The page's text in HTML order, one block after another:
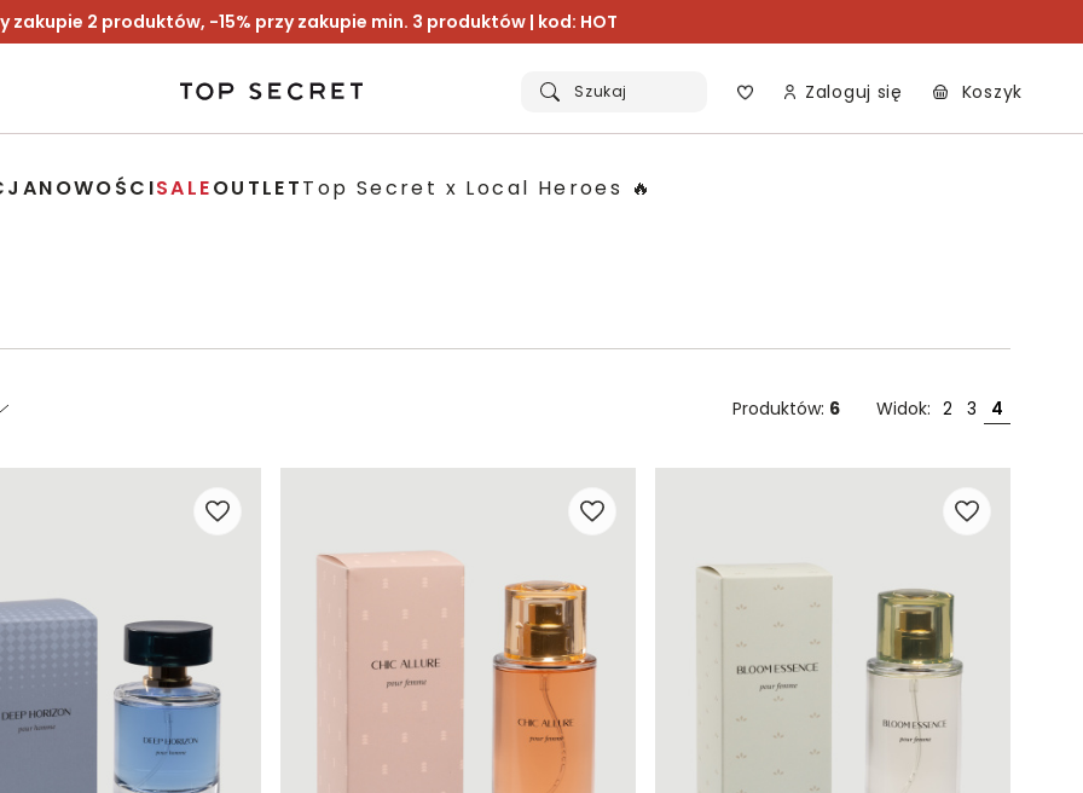
zakupie 2 produktów, -15% przy zakupie min. 3 produktów | kod: HOT
Szukaj Zaloguj się Koszyk
NOWOŚCISALEOUTLETTop Secret x Local Heroes 🔥
Produktów: 6 Widok: 2 3 4